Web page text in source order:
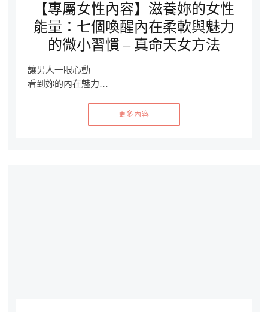
【專屬女性內容】滋養妳的女性
能量：七個喚醒內在柔軟與魅力
的微小習慣 – 真命天女方法
讓男人一眼心動
看到妳的內在魅力…
更多內容